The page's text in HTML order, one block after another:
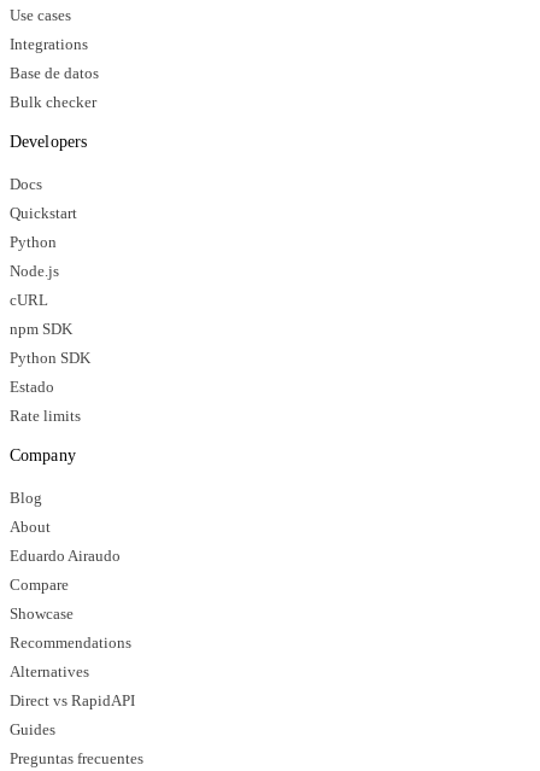
Use cases
Integrations
Base de datos
Bulk checker
Developers
Docs
Quickstart
Python
Node.js
cURL
npm SDK
Python SDK
Estado
Rate limits
Company
Blog
About
Eduardo Airaudo
Compare
Showcase
Recommendations
Alternatives
Direct vs RapidAPI
Guides
Preguntas frecuentes